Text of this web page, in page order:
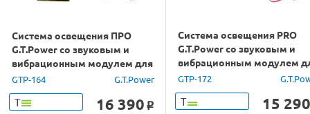
Система освещения ПРО
G.T.Power со звуковым и
вибрационным модулем для
радиоуправляемых
грузовиков
GTP-164 G.T.Power
Т 16 390 o
Система освещения PRO
G.T.Power со звуковым и
вибрационным модулем
ру грузовиков (Европа)
GTP-172
Т 15 290